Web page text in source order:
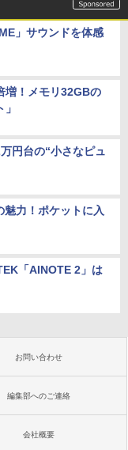
」サウンドを体感
増！メモリ32GBの
円台の“小さなピュ
魅力！ポケットに入
「AINOTE 2」は
お問い合わせ
編集部へのご連絡
会社概要